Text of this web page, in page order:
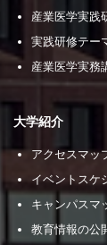
産業医学実践
実践研修テー
産業医学実務
大学紹介
アクセスマッ
イベントスケ
キャンパスマ
教育情報の公